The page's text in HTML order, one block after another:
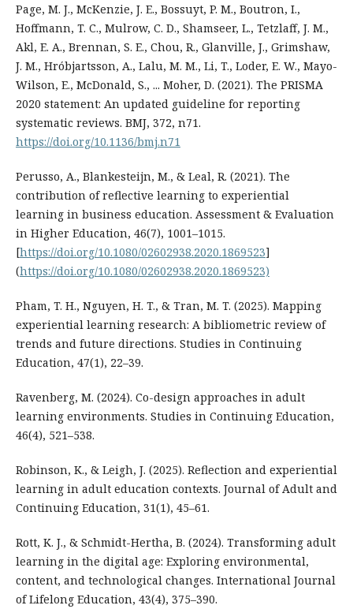
Page, M. J., McKenzie, J. E., Bossuyt, P. M., Boutron, I.,
Hoffmann, T. C., Mulrow, C. D., Shamseer, L., Tetzlaff, J. M.,
Akl, E. A., Brennan, S. E., Chou, R., Glanville, J., Grimshaw,
J. M., Hróbjartsson, A., Lalu, M. M., Li, T., Loder, E. W., Mayo-
Wilson, E., McDonald, S., ... Moher, D. (2021). The PRISMA
2020 statement: An updated guideline for reporting
systematic reviews. BMJ, 372, n71.
https://doi.org/10.1136/bmj.n71
⁠Perusso, A., Blankesteijn, M., & Leal, R. (2021). The
contribution of reflective learning to experiential
learning in business education. Assessment & Evaluation
in Higher Education, 46(7), 1001–1015.
[https://doi.org/10.1080/02602938.2020.1869523]
(https://doi.org/10.1080/02602938.2020.1869523)
Pham, T. H., Nguyen, H. T., & Tran, M. T. (2025). Mapping
experiential learning research: A bibliometric review of
trends and future directions. Studies in Continuing
Education, 47(1), 22–39.
Ravenberg, M. (2024). Co-design approaches in adult
learning environments. Studies in Continuing Education,
46(4), 521–538.
Robinson, K., & Leigh, J. (2025). Reflection and experiential
learning in adult education contexts. Journal of Adult and
Continuing Education, 31(1), 45–61.
Rott, K. J., & Schmidt-Hertha, B. (2024). Transforming adult
learning in the digital age: Exploring environmental,
content, and technological changes. International Journal
of Lifelong Education, 43(4), 375–390.